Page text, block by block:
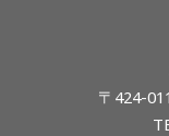
〒424-